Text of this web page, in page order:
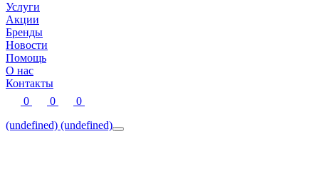
Услуги
Акции
Бренды
Новости
Помощь
О нас
Контакты
0
0
0
(undefined) (undefined)